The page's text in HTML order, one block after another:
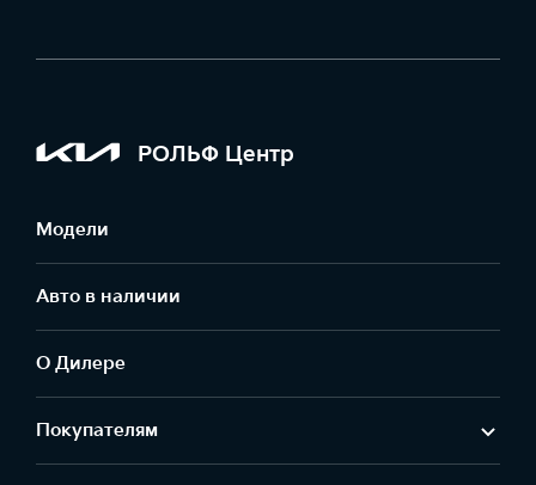
РОЛЬФ Центр
Модели
Авто в наличии
О Дилере
Покупателям